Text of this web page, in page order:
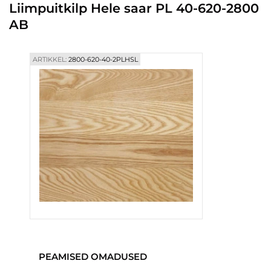
Blogi
Liimpuitkilp Hele saar PL 40-620-2800
AB
ARTIKKEL:2800-620-40-2PLHSL
PEAMISED OMADUSED